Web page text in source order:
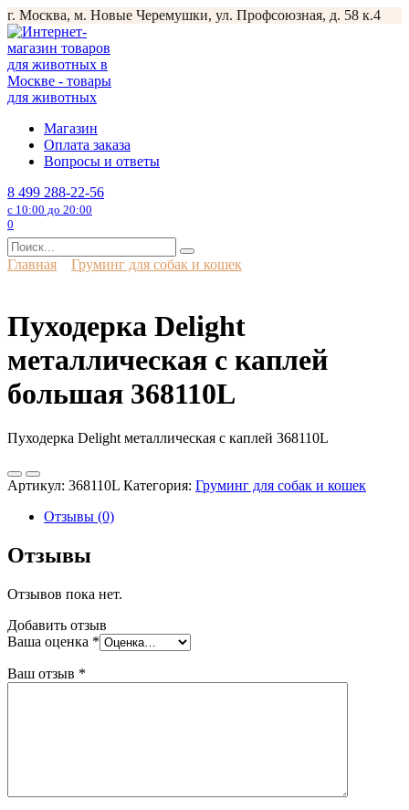
Перейти
к
содержанию
г. Москва, м. Новые Черемушки, ул. Профсоюзная, д. 58 к.4
Магазин
Оплата заказа
Вопросы и ответы
8 499 288-22-56
с 10:00 до 20:00
0
Search
for:
Главная Груминг для собак и кошек
Пуходерка Delight
металлическая с каплей
большая 368110L
Пуходерка Delight металлическая с каплей 368110L
Артикул: 368110L Категория: Груминг для собак и кошек
Отзывы (0)
Отзывы
Отзывов пока нет.
Добавить отзыв
Ваша оценка *
Ваш отзыв *